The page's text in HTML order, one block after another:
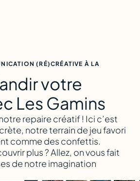
(RÉ)CRÉATIVE À LA
votre
Les Gamins
repaire créatif ! Ici c’est
notre terrain de jeu favori
comme des confettis.
plus ? Allez, on vous fait
de notre imagination